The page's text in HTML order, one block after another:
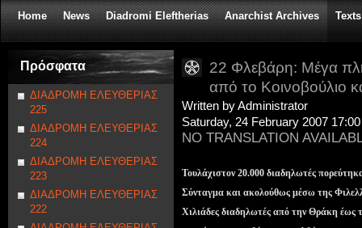
Home News Diadromi Eleftherias Anarchist Archives Texts
Πρόσφατα
ΔΙΑΔΡΟΜΗ ΕΛΕΥΘΕΡΙΑΣ
225
ΔΙΑΔΡΟΜΗ ΕΛΕΥΘΕΡΙΑΣ
224
ΔΙΑΔΡΟΜΗ ΕΛΕΥΘΕΡΙΑΣ
223
ΔΙΑΔΡΟΜΗ ΕΛΕΥΘΕΡΙΑΣ
222
22 Φλεβάρη: Μέγα
από το Κοινοβούλιο
Written by Administrator
Saturday, 24 February 2007 17:00
NO TRANSLATION
Τουλάχιστον 20.000 διαδηλωτές
Σύνταγμα και ακολούθως μέσω της
Χιλιάδες διαδηλωτές από την Θράκη έως